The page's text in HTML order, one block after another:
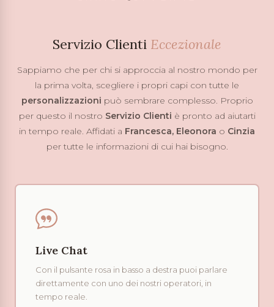
Servizio Clienti Eccezionale
Sappiamo che per chi si approccia al nostro mondo per
la prima volta, scegliere i propri capi con tutte le
personalizzazioni può sembrare complesso. Proprio
per questo il nostro Servizio Clienti è pronto ad aiutarti
in tempo reale. Affidati a Francesca, Eleonora o Cinzia
per tutte le informazioni di cui hai bisogno.
Live Chat
Con il pulsante rosa in basso a destra puoi parlare
direttamente con uno dei nostri operatori, in
tempo reale.